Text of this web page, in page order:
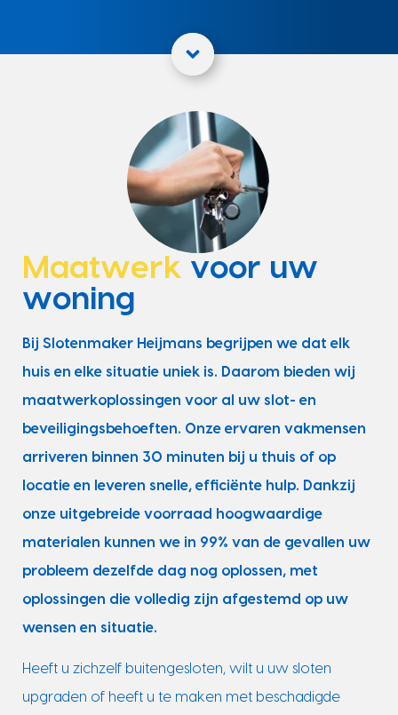
Maatwerk voor uw
woning
Bij Slotenmaker Heijmans begrijpen we dat elk
huis en elke situatie uniek is. Daarom bieden wij
maatwerkoplossingen voor al uw slot- en
beveiligingsbehoeften. Onze ervaren vakmensen
arriveren binnen 30 minuten bij u thuis of op
locatie en leveren snelle, efficiënte hulp. Dankzij
onze uitgebreide voorraad hoogwaardige
materialen kunnen we in 99% van de gevallen uw
probleem dezelfde dag nog oplossen, met
oplossingen die volledig zijn afgestemd op uw
wensen en situatie.
Heeft u zichzelf buitengesloten, wilt u uw sloten
upgraden of heeft u te maken met beschadigde